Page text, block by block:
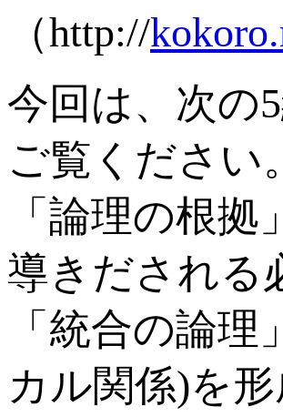
（http://
今回は、次の
ご覧ください。
「論理の根
導きだされる
「統合の論
カル関係)を